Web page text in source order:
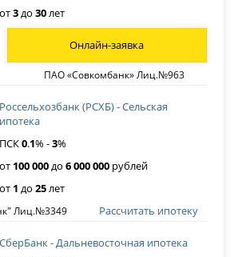
от3до30лет
ПАО «Совкомбанк» Лиц.№963
Онлайн-заявка
Россельхозбанк (РСХБ) - Сельская
ипотека
ПСК0.1% -3%
от 100 000до6 000 000 рублей
от 1 до25лет
Лиц.№3349 Рассчитать ипотеку
СберБанк - Дальневосточная ипотека